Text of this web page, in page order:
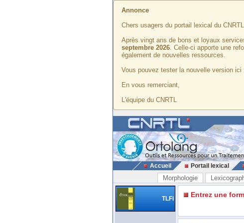
Annonce
Chers usagers du portail lexical du
Après vingt ans de bons et loyaux
septembre 2026. Celle-ci apporte une
également de nouvelles ressources.
Vous pouvez tester la nouvelle version ici
En vous remerciant,
L'équipe du CNRTL
Accueil Portail lexical
Morphologie
TLFi Entrez une